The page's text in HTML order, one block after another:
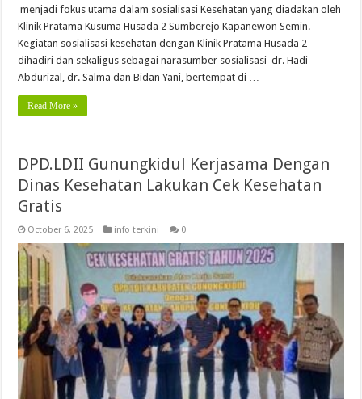
menjadi fokus utama dalam sosialisasi Kesehatan yang diadakan oleh
Klinik Pratama Kusuma Husada 2 Sumberejo Kapanewon Semin.
Kegiatan sosialisasi kesehatan dengan Klinik Pratama Husada 2
dihadiri dan sekaligus sebagai narasumber sosialisasi dr. Hadi
Abdurizal, dr. Salma dan Bidan Yani, bertempat di …
Read More »
DPD.LDII Gunungkidul Kerjasama Dengan
Dinas Kesehatan Lakukan Cek Kesehatan
Gratis
October 6, 2025 info terkini 0